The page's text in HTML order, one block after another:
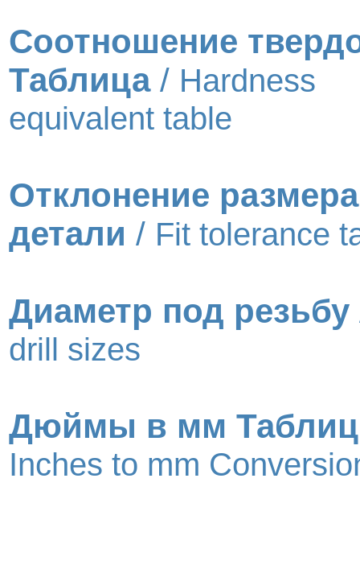
Соотношение
Таблица/ Hardness
equivalent table
Отклонение размера
детали / Fit tolerance
Диаметр под резьбу
drill sizes
Дюймы в мм
Inches to mm